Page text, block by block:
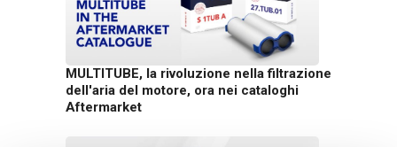
MULTITUBE, la rivoluzione nella filtrazione
dell'aria del motore, ora nei cataloghi
Aftermarket